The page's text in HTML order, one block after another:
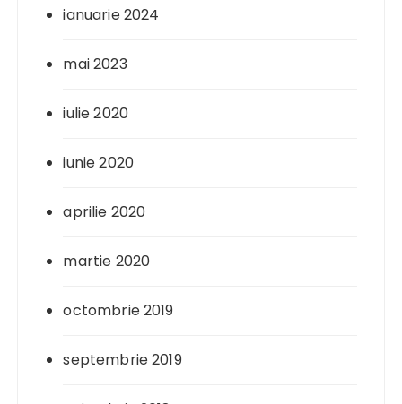
ianuarie 2024
mai 2023
iulie 2020
iunie 2020
aprilie 2020
martie 2020
octombrie 2019
septembrie 2019